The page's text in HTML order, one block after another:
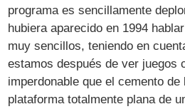
programa es sencillamente
hubiera aparecido en 1994
muy sencillos, teniendo en
estamos después de ver juegos
imperdonable que el cemento
plataforma totalmente plana de